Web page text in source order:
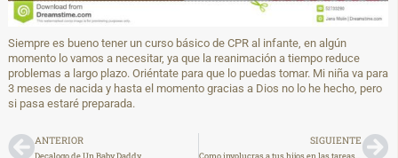
Siempre es bueno tener un curso básico de CPR al infante, en algún
momento lo vamos a necesitar, ya que la reanimación a tiempo reduce
problemas a largo plazo. Oriéntate para que lo puedas tomar. Mi niña va para
3 meses de nacida y hasta el momento gracias a Dios no lo he hecho, pero
si pasa estaré preparada.
ANTERIOR
Decalogo de Un Baby Daddy
SIGUIENTE
Como involucras a tus hijos en las tareas de casa ?